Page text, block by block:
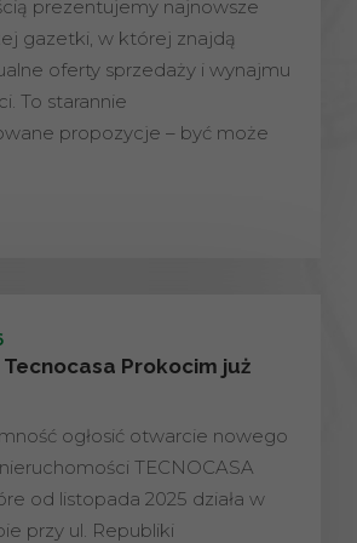
prezentujemy najnowsze
gazetki, w której znajdą
oferty sprzedaży i wynajmu
To starannie
propozycje – być może
Prokocim już
ogłosić otwarcie nowego
TECNOCASA
od listopada 2025 działa w
przy ul. Republiki